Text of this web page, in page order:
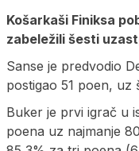
Košarkaši Finiksa
zabeležili šesti
Sanse je predvodio
postigao 51 poen, uz
Buker je prvi igrač u
poena uz najmanje